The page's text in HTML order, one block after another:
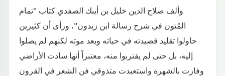
وألف صلاح الدين خليل بن أيبك الصفدي كتاب "تمام
المُتون في شرح رسالة ابن زيدون"، ورأى أن كثيرين
حاولوا تقليد قصيدته في حياته وبعد موته لكنهم لم يصلوا
إليه، بل حتى لم يقتربوا منه، معتبراً أنها سادت الأراضي
وفازت بالشهرة واستعبدت متذوقي فن الشعر في القرون